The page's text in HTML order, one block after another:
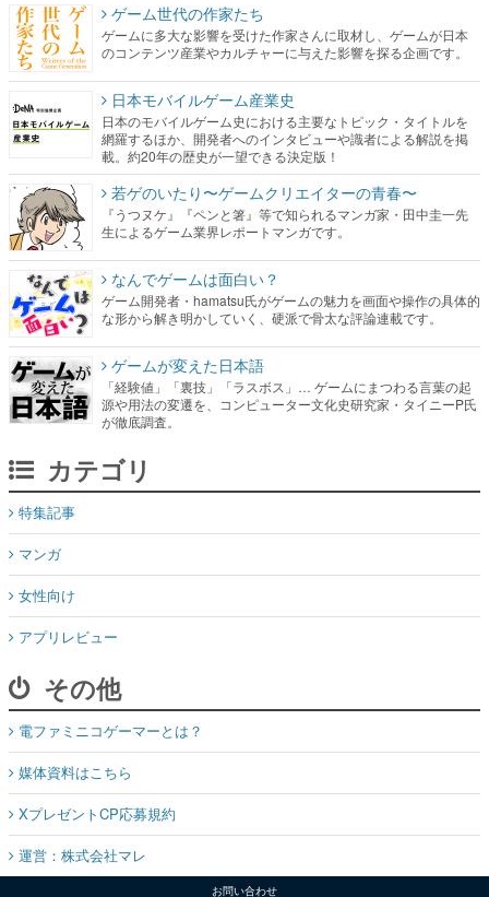
ゲーム世代の作家たち
ゲームに多大な影響を受けた作家さんに取材し、ゲームが日本
のコンテンツ産業やカルチャーに与えた影響を探る企画です。
日本モバイルゲーム産業史
日本のモバイルゲーム史における主要なトピック・タイトルを
網羅するほか、開発者へのインタビューや識者による解説を掲
載。約20年の歴史が一望できる決定版！
若ゲのいたり〜ゲームクリエイターの青春〜
『うつヌケ』『ペンと箸』等で知られるマンガ家・田中圭一先
生によるゲーム業界レポートマンガです。
なんでゲームは面白い？
ゲーム開発者・hamatsu氏がゲームの魅力を画面や操作の具体的
な形から解き明かしていく、硬派で骨太な評論連載です。
ゲームが変えた日本語
「経験値」「裏技」「ラスボス」… ゲームにまつわる言葉の起
源や用法の変遷を、コンピューター文化史研究家・タイニーP氏
が徹底調査。
カテゴリ
特集記事
マンガ
女性向け
アプリレビュー
その他
電ファミニコゲーマーとは？
媒体資料はこちら
XプレゼントCP応募規約
運営：株式会社マレ
お問い合わせ